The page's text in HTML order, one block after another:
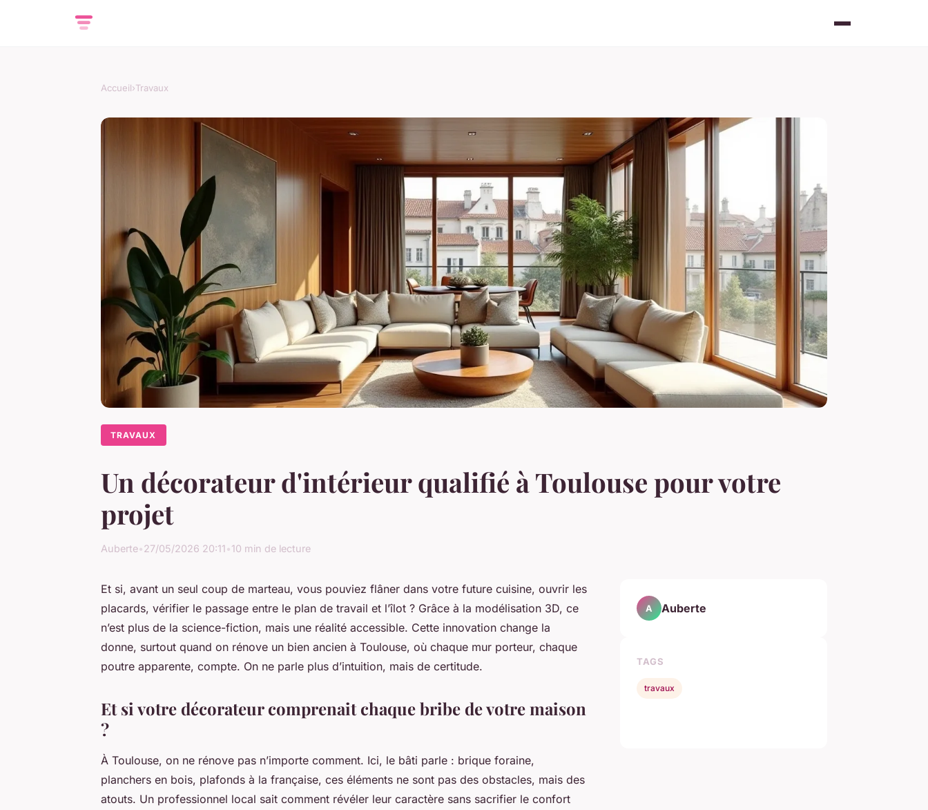
Accueil›Travaux
TRAVAUX
Un décorateur d'intérieur qualifié à Toulouse pour votre
projet
Auberte•27/05/2026 20:11•10 min de lecture
Et si, avant un seul coup de marteau, vous pouviez flâner dans votre future cuisine, ouvrir les
placards, vérifier le passage entre le plan de travail et l’îlot ? Grâce à la modélisation 3D, ce
n’est plus de la science-fiction, mais une réalité accessible. Cette innovation change la
donne, surtout quand on rénove un bien ancien à Toulouse, où chaque mur porteur, chaque
poutre apparente, compte. On ne parle plus d’intuition, mais de certitude.
Et si votre décorateur comprenait chaque bribe de votre maison
?
À Toulouse, on ne rénove pas n’importe comment. Ici, le bâti parle : brique foraine,
planchers en bois, plafonds à la française, ces éléments ne sont pas des obstacles, mais des
atouts. Un professionnel local sait comment révéler leur caractère sans sacrifier le confort
A Auberte
TAGS
travaux